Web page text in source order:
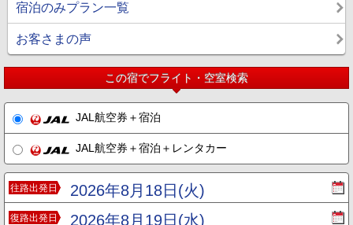
宿泊のみプラン一覧
お客さまの声
この宿でフライト・空室検索
JAL航空券＋宿泊
JAL航空券＋宿泊＋レンタカー
往路出発日 2026年8月18日(火)
復路出発日 2026年8月19日(水)